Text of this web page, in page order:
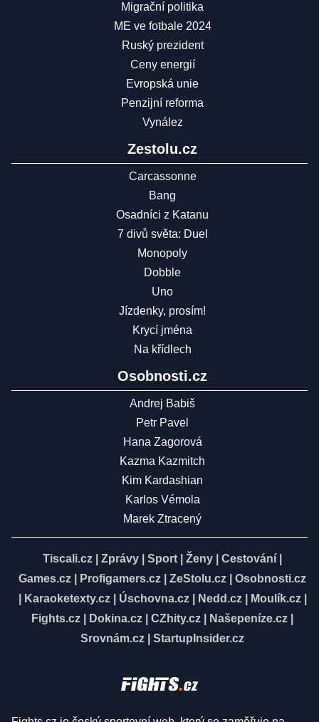
Migrační politika
ME ve fotbale 2024
Ruský prezident
Ceny energií
Evropská unie
Penzijní reforma
Vynález
Zestolu.cz
Carcassonne
Bang
Osadníci z Katanu
7 divů světa: Duel
Monopoly
Dobble
Uno
Jízdenky, prosím!
Krycí jména
Na křídlech
Osobnosti.cz
Andrej Babiš
Petr Pavel
Hana Zagorová
Kazma Kazmitch
Kim Kardashian
Karlos Vémola
Marek Ztracený
Tiscali.cz Zprávy Sport Ženy Cestování
Games.cz
Profigamers.cz ZeStolu.cz
Osobnosti.cz
Karaoketexty.cz| Úschovna.cz| Nedd.cz| Moulík.cz|
Fights.cz
Dokina.cz CZhity.cz Našepeníze.cz
Srovnám.cz
StartupInsider.cz